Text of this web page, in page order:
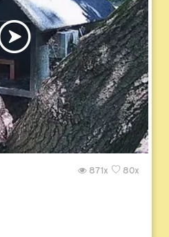
80x
871x